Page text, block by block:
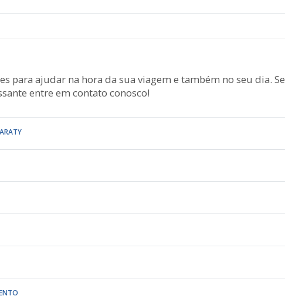
para ajudar na hora da sua viagem e também no seu dia. Se
entre em contato conosco!